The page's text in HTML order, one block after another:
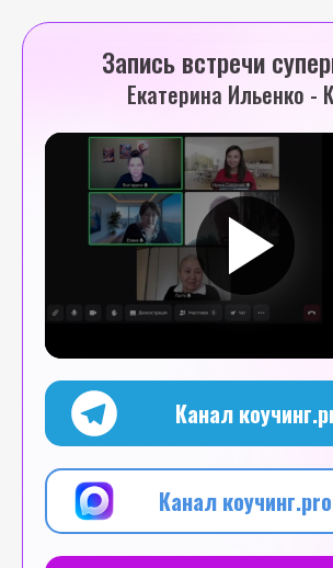
Запись встречи
Екатерина Ильенко -
Канал
Канал коучинг.pro